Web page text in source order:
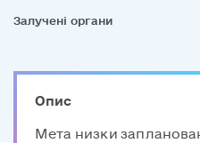
Залучені органи
Опис
Мета низки